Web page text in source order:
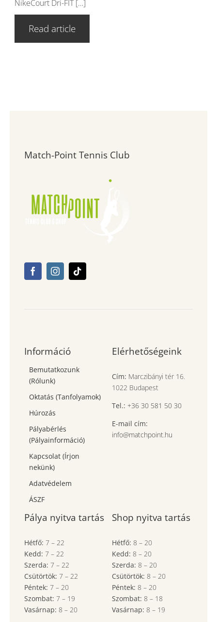
NikeCourt Dri-FIT […]
Read article
Match-Point Tennis Club
Információ
Bemutatkozunk
(Rólunk)
Oktatás (Tanfolyamok)
Húrozás
Pályabérlés
(Pályainformáció)
Kapcsolat (Írjon
nekünk)
Adatvédelem
ÁSZF
Elérhetőségeink
Cím: Marczibányi tér 16.
1022 Budapest
Tel.: +36 30 581 50 30
E-mail cím:
info@matchpoint.hu
Pálya nyitva tartás
Hétfő: 7 – 22
Kedd: 7 – 22
Szerda: 7 – 22
Csütörtök: 7 – 22
Péntek: 7 – 20
Szombat: 7 – 19
Vasárnap: 8 – 20
Shop nyitva tartás
Hétfő: 8 – 20
Kedd: 8 – 20
Szerda: 8 – 20
Csütörtök: 8 – 20
Péntek: 8 – 20
Szombat: 8 – 18
Vasárnap: 8 – 19